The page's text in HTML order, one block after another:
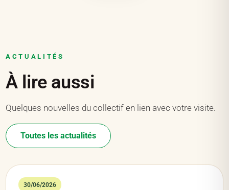
ACTUALITÉS
À lire aussi
Quelques nouvelles du collectif en lien avec votre visite.
Toutes les actualités
30/06/2026